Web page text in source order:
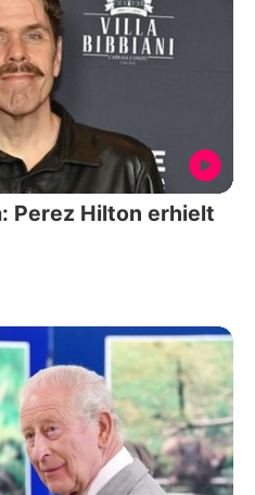
Perez Hilton erhielt